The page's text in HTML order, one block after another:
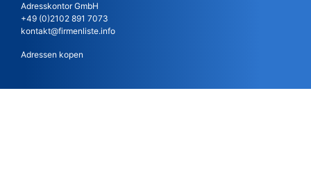
Adresskontor GmbH
+49 (0)2102 891 7073
kontakt@firmenliste.info
Adressen kopen